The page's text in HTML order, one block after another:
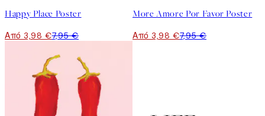
Happy Place Poster
Από 3,98 €7,95 €
More Amore Por Favor Poster
Από 3,98 €7,95 €